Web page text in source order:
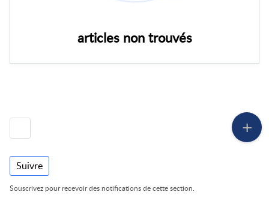
articles non trouvés
Suivre
Souscrivez pour recevoir des notifications de cette section.